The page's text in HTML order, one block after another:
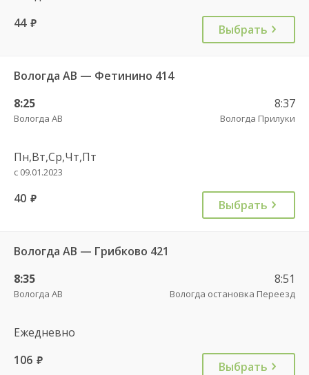
44 руб. Выбрать
Вологда АВ — Фетинино 414
8:25
Вологда АВ
8:37
Вологда Прилуки
Пн,Вт,Ср,Чт,Пт
с 09.01.2023
40 руб. Выбрать
Вологда АВ — Грибково 421
8:35
Вологда АВ
8:51
Вологда остановка Переезд
Ежедневно
106 руб. Выбрать